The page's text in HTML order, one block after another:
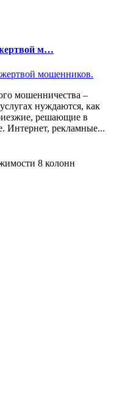
м…
мошенничества –
нуждаются, как
решающие в
Интернет, рекламные...
8 колонн